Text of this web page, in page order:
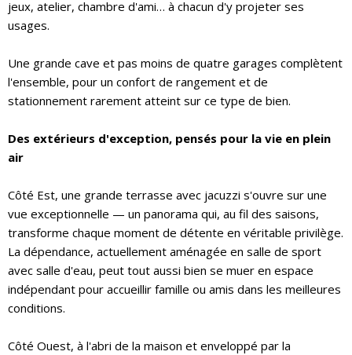
jeux, atelier, chambre d'ami… à chacun d'y projeter ses
usages.
Une grande cave et pas moins de quatre garages complètent
l'ensemble, pour un confort de rangement et de
stationnement rarement atteint sur ce type de bien.
Des extérieurs d'exception, pensés pour la vie en plein
air
Côté Est, une grande terrasse avec jacuzzi s'ouvre sur une
vue exceptionnelle — un panorama qui, au fil des saisons,
transforme chaque moment de détente en véritable privilège.
La dépendance, actuellement aménagée en salle de sport
avec salle d'eau, peut tout aussi bien se muer en espace
indépendant pour accueillir famille ou amis dans les meilleures
conditions.
Côté Ouest, à l'abri de la maison et enveloppé par la